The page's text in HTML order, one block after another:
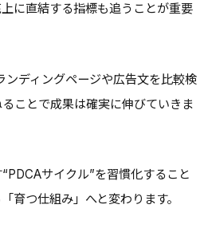
に直結する指標も追うことが重要
ンディングページや広告文を比較検
ことで成果は確実に伸びていきま
サイクル”を習慣化すること
育つ仕組み」へと変わります。